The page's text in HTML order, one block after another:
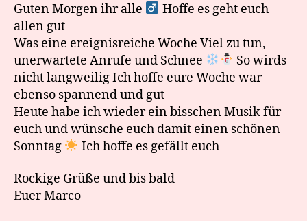
Guten Morgen ihr alle ‍
Hoffe es geht euch
allen gut
Was eine ereignisreiche Woche Viel zu tun,
unerwartete Anrufe und Schnee
So wirds
nicht langweilig Ich hoffe eure Woche war
ebenso spannend und gut
Heute habe ich wieder ein bisschen Musik für
euch und wünsche euch damit einen schönen
Sonntag
Ich hoffe es gefällt euch
Rockige Grüße und bis bald
Euer Marco